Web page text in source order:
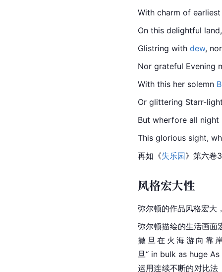
With charm of
On this delightful
Glistring with dew,
Nor grateful Evening
With this her solemn
Or glittering Starr-
But wherfore all
This glorious sight,
再如《失乐园》第六卷
风格宏大性
弥尔顿的作品风格宏大
弥尔顿描绘的生活画面
撒旦在火海游向靠
旦“ in bulk as huge
运用连续不断的对比法